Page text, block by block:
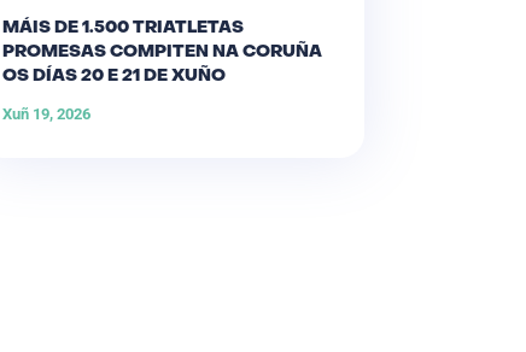
MÁIS DE 1.500 TRIATLETAS
PROMESAS COMPITEN NA CORUÑA
OS DÍAS 20 E 21 DE XUÑO
Xuñ 19, 2026